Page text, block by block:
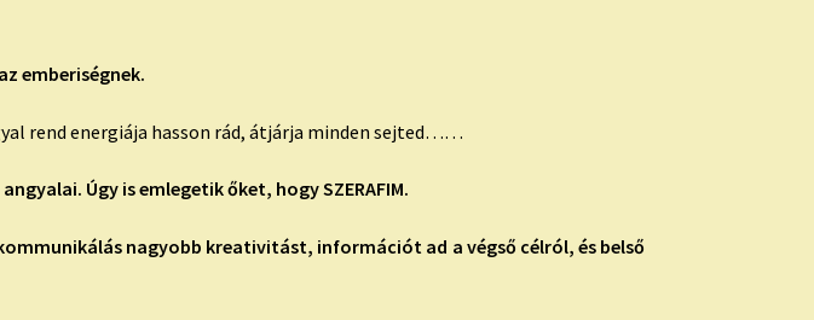
emberiségnek.
rend energiája hasson rád, átjárja minden sejted……
Úgy is emlegetik őket, hogy SZERAFIM.
kommunikálás nagyobb kreativitást, információt ad a végső célról, és belső